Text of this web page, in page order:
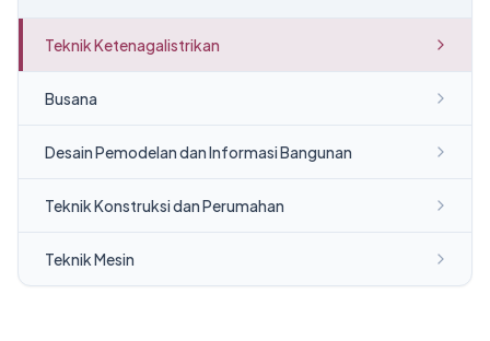
Teknik Ketenagalistrikan
Busana
Desain Pemodelan dan Informasi Bangunan
Teknik Konstruksi dan Perumahan
Teknik Mesin